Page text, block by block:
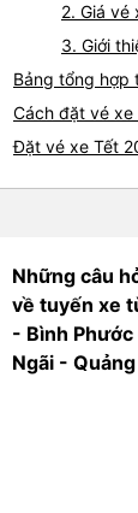
2. Giá vé
3. Giới
Bảng tổng hợp
Cách đặt vé xe
Đặt vé xe Tết
Những câu
về tuyến xe
- Bình
Ngãi -